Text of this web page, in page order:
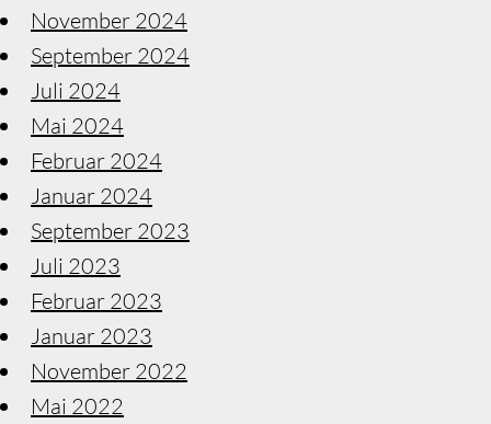
November 2024
September 2024
Juli 2024
Mai 2024
Februar 2024
Januar 2024
September 2023
Juli 2023
Februar 2023
Januar 2023
November 2022
Mai 2022